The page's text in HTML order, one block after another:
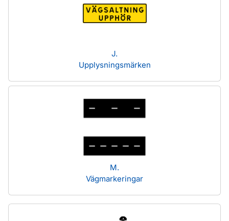
J.
Upplysningsmärken
M.
Vägmarkeringar